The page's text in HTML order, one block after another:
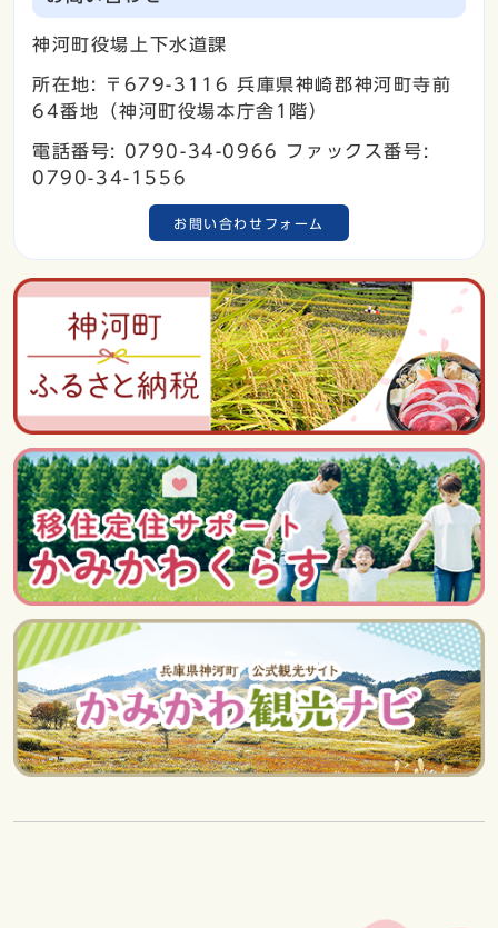
神河町役場上下水道課
所在地: 〒679-3116 兵庫県神崎郡神河町寺前
64番地（神河町役場本庁舎1階）
電話番号: 0790-34-0966 ファックス番号:
0790-34-1556
お問い合わせフォーム